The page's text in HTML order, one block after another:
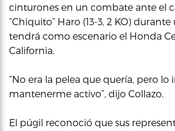
cinturones en un combate ante el
“Chiquito” Haro (13-3, 2 KO)
tendrá como escenario el Honda
California.
“No era la pelea que quería, pero
mantenerme activo”, dijo Collazo.
El púgil reconoció que sus